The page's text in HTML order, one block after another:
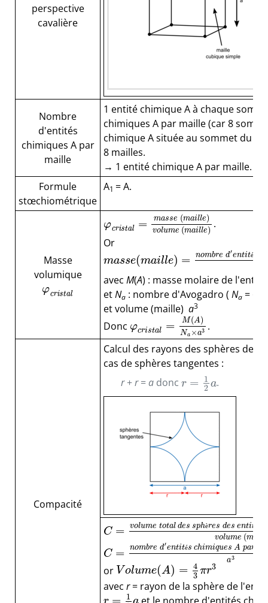
perspective
cavalière
Nombre
d'entités
chimiques A par
maille
1 entité chimique A à chaque
chimiques A par maille (car 8
chimique A située au sommet du
8 mailles.
→ 1 entité chimique A par maille.
Formule
stœchiométrique
A1 = A.
Masse
volumique
φcristal
φcristal = masse (maille)
volume (maille) .
Or
masse(maille) = nombre d′entité
avec M(A) : masse molaire de
etNa: nombre d'Avogadro ( Na=
et volume (maille) a3
Donc φcristal = M(A)
Na ×a3 .
Compacité
Calcul des rayons des sphères des
cas de sphères tangentes :
r+r=adonc r =
1
2 a.
C = volume total des sphères des entit
volume (m
C = nombre d′entités chimiques A par
a3
or V olume(A) = 4
3 πr3
avec r= rayon de la sphère de
1